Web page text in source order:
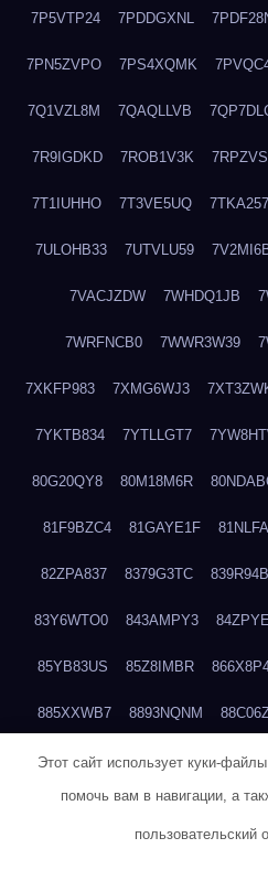
7P5VTP24 7PDDGXNL
7PN5ZVPO 7PS4XQMK
7Q1VZL8M 7QAQLLVB
7R9IGDKD 7ROB1V3K
7T1IUHHO 7T3VE5UQ
7ULOHB33 7UTVLU59
7VACJZDW 7WHDQ1JB
7WRFNCB0 7WWR3W39
7XKFP983 7XMG6WJ3
7YKTB834 7YTLLGT7
80G20QY8 80M18M6R
81F9BZC4 81GAYE1F
82ZPA837 8379G3TC
83Y6WTO0 843AMPY3
85YB83US 85Z8IMBR
885XXWB7 8893NQNM
88ZYQON6 88ZZ29JA
8BBJWQMN 8BJPIIGO
Этот сайт использует куки-
помочь вам в навигации, а
пользовательский